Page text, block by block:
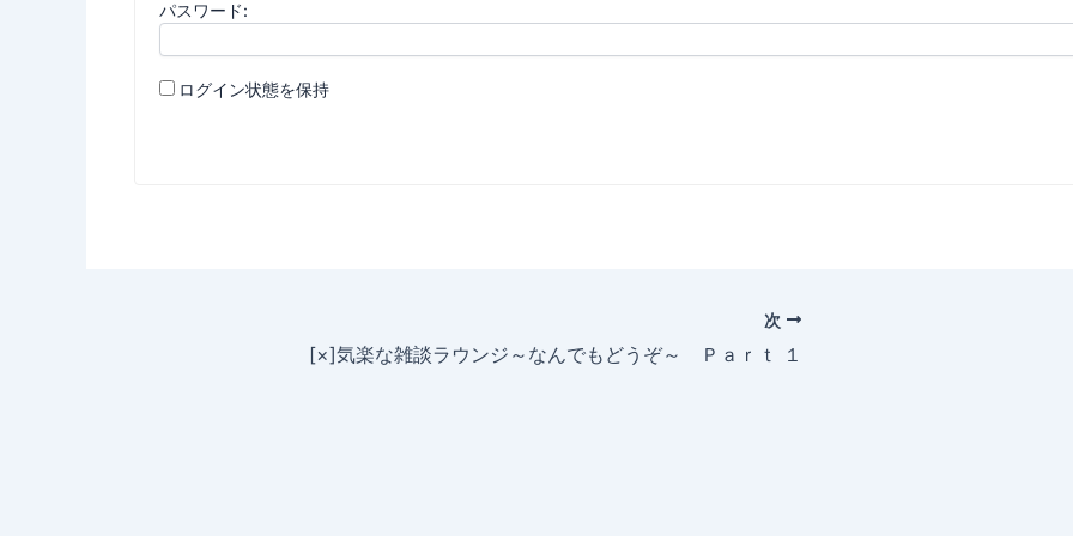
パスワード:
ログイン状態を保持
次
[×]気楽な雑談ラウンジ～なんでもどうぞ～ Ｐａｒｔ １